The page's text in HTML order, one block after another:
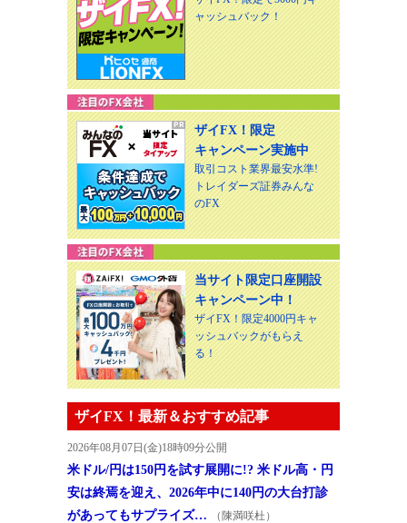
ャッシュバック！
ザイFX！限定
キャンペーン実施中
取引コスト業界最安水準!
トレイダーズ証券みんな
のFX
当サイト限定口座開設
キャンペーン中！
ザイFX！限定4000円キャ
ッシュバックがもらえ
る！
ザイFX！最新＆おすすめ記事
2026年08月07日(金)18時09分公開
米ドル/円は150円を試す展開に!? 米ドル高・円
安は終焉を迎え、2026年中に140円の大台打診
があってもサプライズ…
（陳満咲杜）